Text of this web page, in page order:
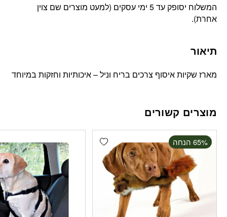
המשלוח יסופק עד 5 ימי עסקים (למעט מוצרים שם צוין
אחרת).
תיאור
מארז שקיות איסוף צרכים בריח וניל – איכותיות וחזקות במיוחד
מוצרים קשורים
Add wishlist ‫65% הנחה